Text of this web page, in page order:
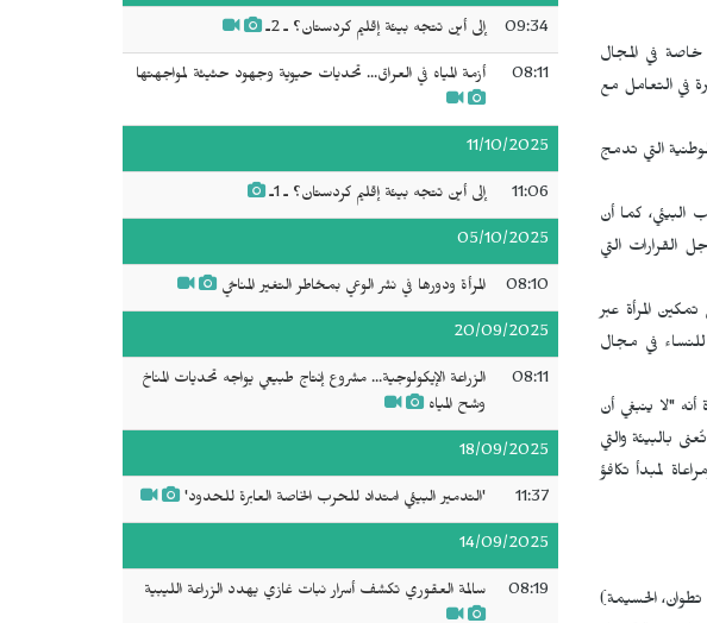
خاصة في المجال
في التعامل مع
التي تدمج
البيئي، كما أن
القرارات التي
المرأة عبر
للنساء في مجال
"لا ينبغي أن
بالبيئة والتي
لمبدأ تكافؤ
الحسيمة)
09:34 إلى أين تتجه بيئة إقليم كردستان؟ ـ 2ـ
08:11 أزمة المياه في العراق... تحديات حيوية وجهود حثيثة لمواجهتها
11/10/2025
11:06 إلى أين تتجه بيئة إقليم كردستان؟ ـ 1ـ
05/10/2025
08:10 المرأة ودورها في نشر الوعي بمخاطر التغير المناخي
20/09/2025
08:11
الزراعة الإيكولوجية... مشروع إنتاج طبيعي يواجه تحديات المناخ
وشح المياه
18/09/2025
11:37 'التدمير البيئي امتداد للحرب الخاصة العابرة للحدود'
14/09/2025
08:19 سالمة العقوري تكشف أسرار نبات غازي يهدد الزراعة الليبية